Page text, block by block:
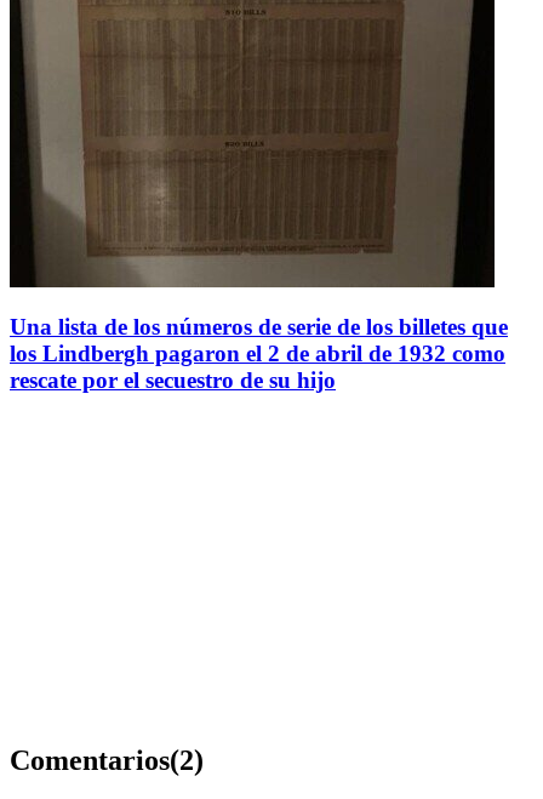
Una lista de los números de serie de los billetes que
los Lindbergh pagaron el 2 de abril de 1932 como
rescate por el secuestro de su hijo
Comentarios(2)